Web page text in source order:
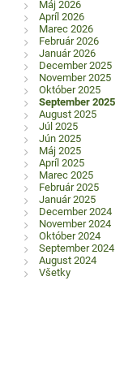
Máj 2026
Apríl 2026
Marec 2026
Február 2026
Január 2026
December 2025
November 2025
Október 2025
September 2025
August 2025
Júl 2025
Jún 2025
Máj 2025
Apríl 2025
Marec 2025
Február 2025
Január 2025
December 2024
November 2024
Október 2024
September 2024
August 2024
Všetky